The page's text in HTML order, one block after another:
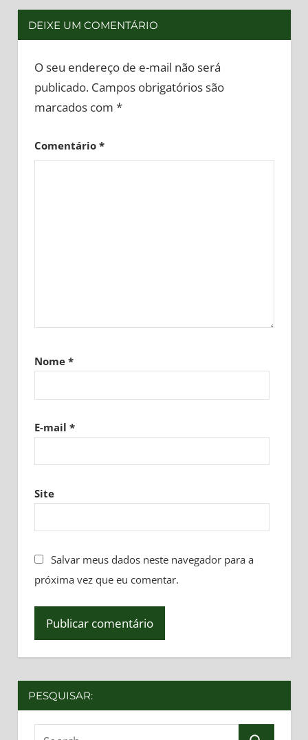
DEIXE UM COMENTÁRIO
O seu endereço de e-mail não será
publicado. Campos obrigatórios são
marcados com *
Comentário *
Nome *
E-mail *
Site
Salvar meus dados neste navegador para a
próxima vez que eu comentar.
PESQUISAR: